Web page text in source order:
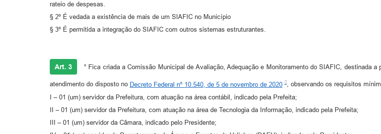
rateio de despesas.
§ 2º É vedada a existência de mais de um SIAFIC no Município
§ 3º É permitida a integração do SIAFIC com outros sistemas estruturantes.
Art. 3 ° Fica criada a Comissão Municipal de Avaliação, Adequação e Monitoramento do SIAFIC, destinada
atendimento do disposto no Decreto Federal nº 10.540, de 5 de novembro de 2020
, observando os requisitos
I – 01 (um) servidor da Prefeitura, com atuação na área contábil, indicado pela Prefeita;
II – 01 (um) servidor da Prefeitura, com atuação na área de Tecnologia da Informação, indicado pela Prefeita;
III – 01 (um) servidor da Câmara, indicado pelo Presidente;